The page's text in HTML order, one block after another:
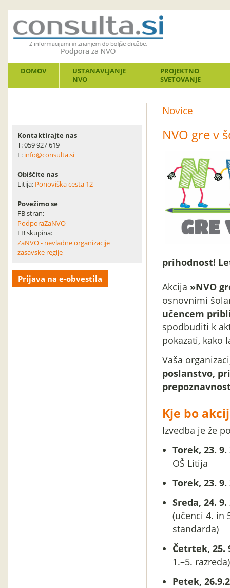
DOMOV
USTANAVLJANJE
NVO
PROJEKTNO
SVETOVANJE
Kontaktirajte nas
T: 059 927 619
E: info@consulta.si
Obiščite nas
Litija: Ponoviška cesta 12
Povežimo se
FB stran:
PodporaZaNVO
FB skupina:
ZaNVO - nevladne organizacije
zasavske regije
Prijava na e-obvestila
Novice
NVO gre v
prihodnost!
Akcija »NVO
osnovnimi
učencem
spodbuditi k
pokazati, kako
Vaša
poslanstvo,
Kje bo
Izvedba je že
Torek, 23. 9.
OŠ Litija
Torek, 23. 9.
Sreda, 24. 9.
(učenci 4. in
standarda)
Četrtek, 25.
1.–5. razreda)
Petek,